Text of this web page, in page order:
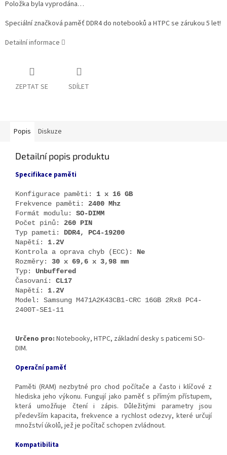
Položka byla vyprodána…
Speciální značková paměť DDR4 do notebooků a HTPC se zárukou 5 let!
Detailní informace
ZEPTAT SE SDÍLET
Popis Diskuze
Detailní popis produktu
Specifikace paměti
Konfigurace paměti: 1 x 16 GB
Frekvence paměti: 2400 Mhz
Formát modulu: SO-DIMM
Počet pinů: 260 PIN
Typ pameti: DDR4, PC4-19200
Napětí: 1.2V
Kontrola a oprava chyb (ECC): Ne
Rozměry: 30 x 69,6 x 3,98 mm
Typ: Unbuffered
Časovaní: CL17
Napětí: 1.2V
Model: Samsung M471A2K43CB1-CRC 16GB 2Rx8 PC4-
2400T-SE1-11
Určeno pro: Notebooky, HTPC, základní desky s paticemi SO-
DIM.
Operační paměť
Paměti (RAM) nezbytné pro chod počítače a často i klíčové z
hlediska jeho výkonu. Fungují jako paměť s přímým přístupem,
která umožňuje čtení i zápis. Důležitými parametry jsou
především kapacita, frekvence a rychlost odezvy, které určují
množství úkolů, jež je počítač schopen zvládnout.
Kompatibilita